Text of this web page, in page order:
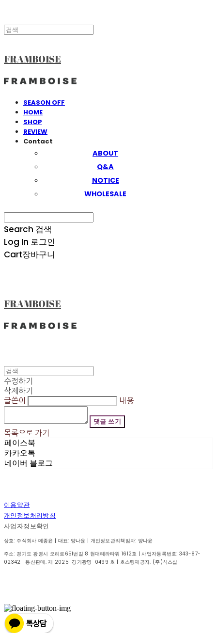
FRAMBOISE
SEASON OFF
HOME
SHOP
REVIEW
Contact
ABOUT
Q&A
NOTICE
WHOLESALE
Search 검색
Log In 로그인
Cart장바구니
FRAMBOISE
수정하기
삭제하기
글쓴이
내용
댓글 쓰기
목록으로 가기
페이스북
카카오톡
네이버 블로그
이용약관
개인정보처리방침
사업자정보확인
상호: 주식회사 메종윤 | 대표: 양나윤 | 개인정보관리책임자: 양나윤
주소: 경기도 광명시 오리로651번길 8 현대테라타워 1612호 | 사업자등록번호:343-87-
02342 | 통신판매:제 2025-경기광명-0499 호 | 호스팅제공자: (주)식스샵